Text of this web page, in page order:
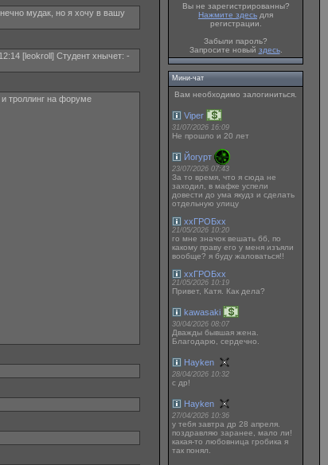
мудак, но я хочу в вашу
[leokroll] Студент хнычет: -
троллинг на форуме
Вы не зарегистрированны?
Нажмите здесь для
регистрации.
Забыли пароль?
Запросите новый здесь.
Мини-чат
Вам необходимо залогиниться.
Viper
31/07/2026 16:09
Не прошло и 20 лет
Йогурт
23/07/2026 07:43
За то время, что я сюда не
заходил, в мафке успели
довести до ума якудз и сделать
отдельную улицу
ххГРОБхх
21/05/2026 10:20
го мне значок вешать бб, по
какому праву его у меня изъяли
вообще? я буду жаловаться!!
ххГРОБхх
21/05/2026 10:19
Привет, Катя. Как дела?
kawasaki
30/04/2026 08:07
Дважды бывшая жена.
Благодарю, сердечно.
Hayken
28/04/2026 10:32
с др!
Hayken
27/04/2026 10:36
у тебя завтра др 28 апреля.
поздравляю заранее, мало ли!
какая-то любовница гробика я
так понял.